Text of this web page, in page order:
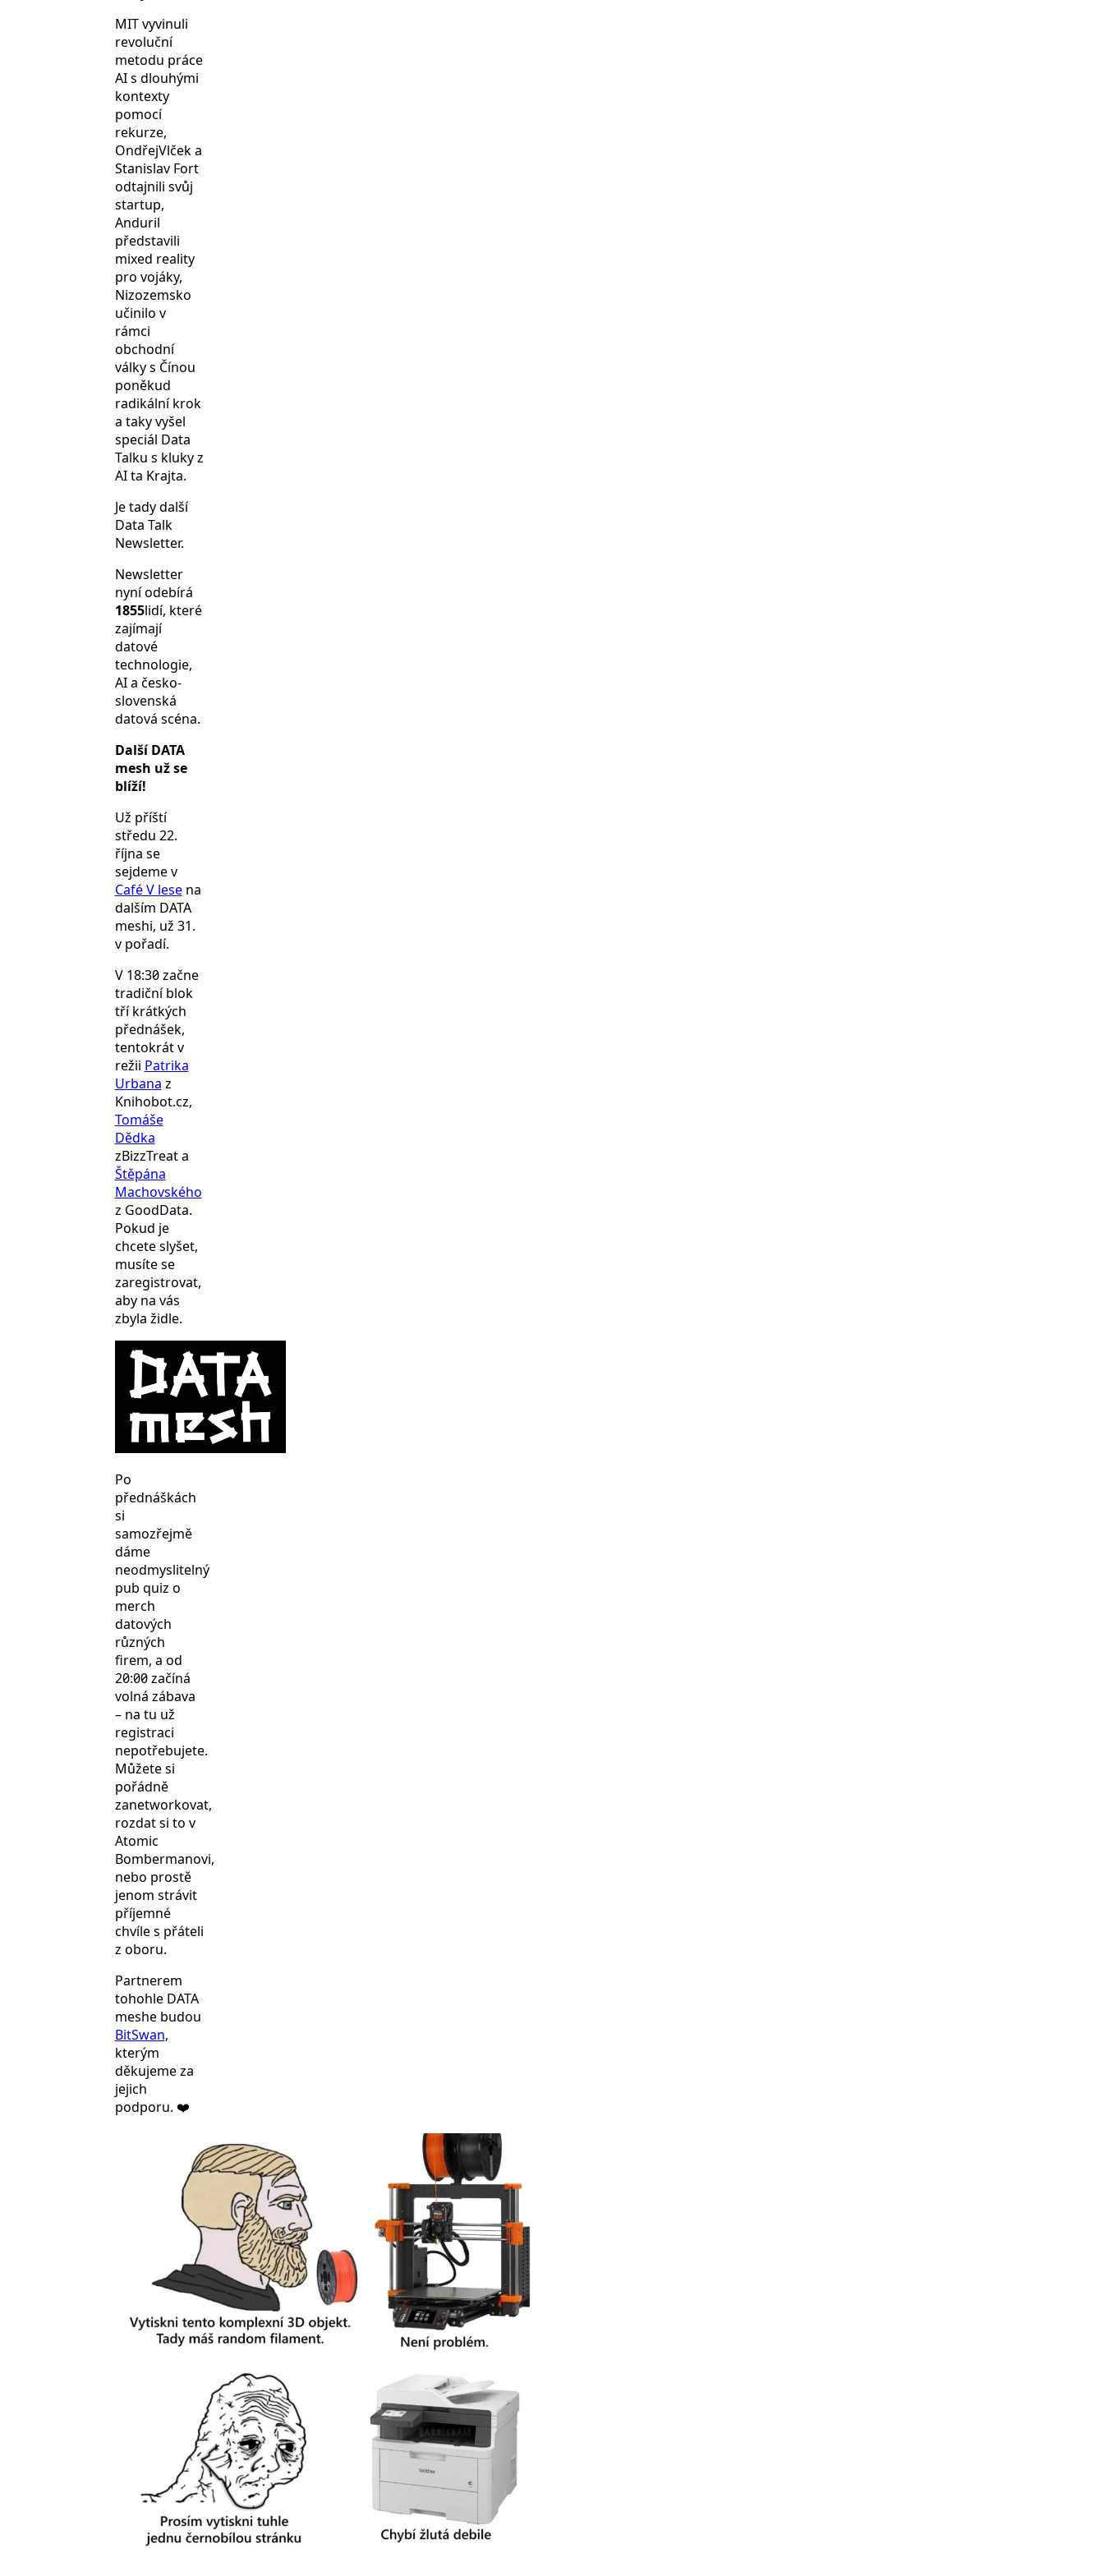
MIT vyvinuli
revoluční
metodu práce
AI s dlouhými
kontexty
pomocí
rekurze,
OndřejVlček a
Stanislav Fort
odtajnili svůj
startup,
Anduril
představili
mixed reality
pro vojáky,
Nizozemsko
učinilo v
rámci
obchodní
války s Čínou
poněkud
radikální krok
a taky vyšel
speciál Data
Talku s kluky z
AI ta Krajta.
Je tady další
Data Talk
Newsletter.
Newsletter
nyní odebírá
1855lidí, které
zajímají
datové
technologie,
AI a česko-
slovenská
datová scéna.
Další DATA
mesh už se
blíží!
Už příští
středu 22.
října se
sejdeme v
Café V lesena
dalším DATA
meshi, už 31.
v pořadí.
V 18:30 začne
tradiční blok
tří krátkých
přednášek,
tentokrát v
režii Patrika
Urbana z
Knihobot.cz,
Tomáše
Dědka
zBizzTreat a
Štěpána
Machovského
z GoodData.
Pokud je
chcete slyšet,
musíte se
zaregistrovat,
aby na vás
zbyla židle.
Po
přednáškách
si
samozřejmě
dáme
neodmyslitelný
pub quiz o
merch
datových
různých
firem, a od
20:00 začíná
volná zábava
– na tu už
registraci
nepotřebujete.
Můžete si
pořádně
zanetworkovat,
rozdat si to v
Atomic
Bombermanovi,
nebo prostě
jenom strávit
příjemné
chvíle s přáteli
z oboru.
Partnerem
tohohle DATA
meshe budou
BitSwan,
kterým
děkujeme za
jejich
podporu. ❤️